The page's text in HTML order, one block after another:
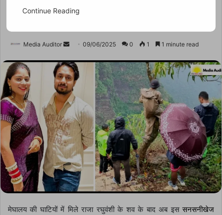
Media Auditor
Send
email
09/06/2025 0 1 1 minute read
मेघालय की घाटियों में मिले राजा रघुवंशी के शव के बाद अब इससनसनीखेज
Continue Reading